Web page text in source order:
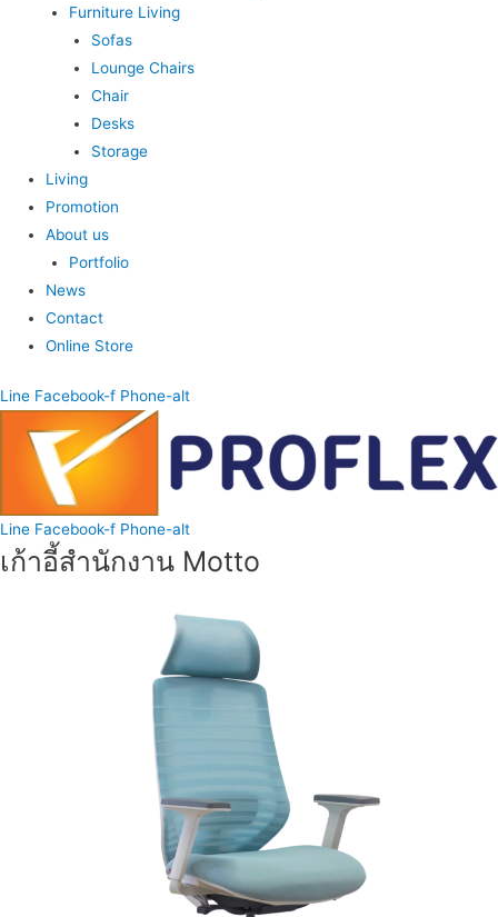
Furniture Living
Sofas
Lounge Chairs
Chair
Desks
Storage
Living
Promotion
About us
Portfolio
News
Contact
Online Store
Line Facebook-f Phone-alt
Line Facebook-f Phone-alt
เก้าอี้สำนักงาน Motto